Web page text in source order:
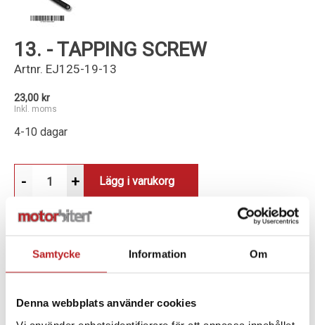
Samtycke Information Om
Denna webbplats använder cookies
13. - TAPPING SCREW
Artnr. EJ125-19-13
23,00 kr
Inkl. moms
4-10 dagar
- + Lägg i varukorg
Reservdel till CF Moto